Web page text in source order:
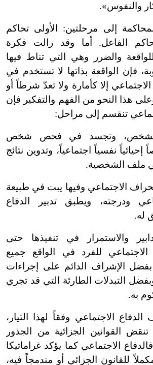
والنفوس».
إلى مرحلتين: الأولى تحاكم
تحاكم الفاعل. أما وقد زالت فكرة
والضرر وهي التي تناط فيها
فإن الواقعة بذاتها لا تستخدم في
إلا كأمارة ولا تعدّ شرطاً أو
هذا النحو من الفهم والتفكير فإن
تنقسم إلى مراحل:
الشخص، وتجسد في فحص شخص
نفسياً اجتماعياً، وتدوين نتائج
ملف الشخصية.
الاجتماعي وفيها يبت في طبيعة
ودرجته، ويطبق تدبير الدفاع
له.
والاستمرار في تنفيذها حتى
الاجتماعي للفرد في الواقع جميع
بفضل الإشراف الدائم على إجراءات
وبفضل التبدلات الطارئة التي قد تجري
به.
الدفاع الاجتماعي وفقاً لهذا التيار،
القوانين الجزائية من الجذور
الاجتماعي كما يؤكد غراماتيكا
للقانون الجزائي أو مندمجاً فيه،